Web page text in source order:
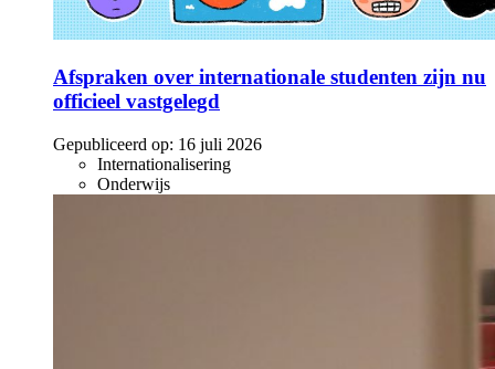
Afspraken over internationale studenten zijn nu
officieel vastgelegd
Gepubliceerd op: 16 juli 2026
Internationalisering
Onderwijs